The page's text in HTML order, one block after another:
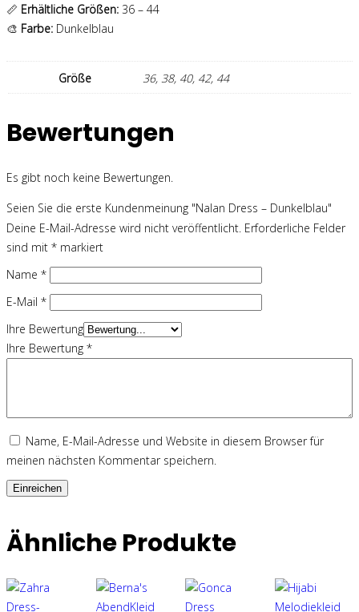
📏 Erhältliche Größen: 36 – 44
🎨 Farbe: Dunkelblau
Größe 36, 38, 40, 42, 44
Bewertungen
Es gibt noch keine Bewertungen.
Seien Sie die erste Kundenmeinung "Nalan Dress – Dunkelblau"
Deine E-Mail-Adresse wird nicht veröffentlicht. Erforderliche Felder
sind mit * markiert
Name *
E-Mail *
Ihre Bewertung
Ihre Bewertung *
Name, E-Mail-Adresse und Website in diesem Browser für
meinen nächsten Kommentar speichern.
Ähnliche Produkte